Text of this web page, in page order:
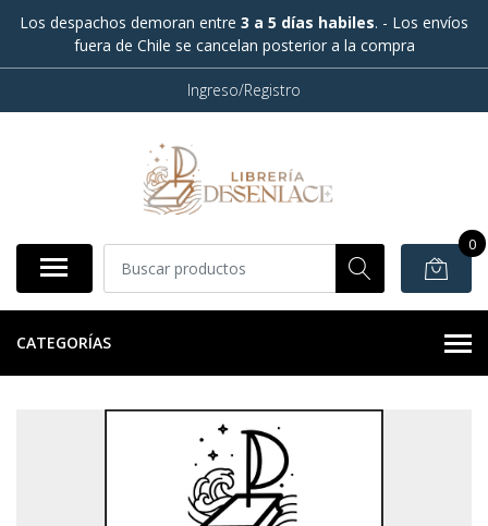
Los despachos demoran entre 3 a 5 días habiles. - Los envíos
fuera de Chile se cancelan posterior a la compra
Ingreso/Registro
0
CATEGORÍAS